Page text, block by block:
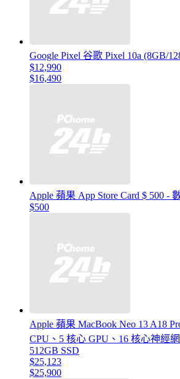
Google Pixel 谷歌 Pixel 10a (8GB/
$12,990
$16,490
Apple 蘋果 App Store Card $ 500 -
$500
Apple 蘋果 MacBook Neo 13 A18
CPU、5 核心 GPU、16 核心神經
512GB SSD
$25,123
$25,900